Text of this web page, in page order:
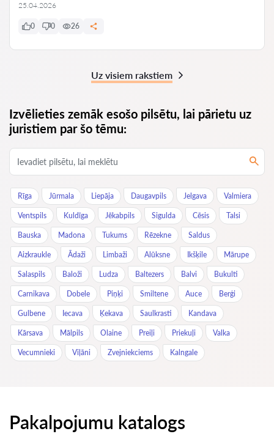
25.04.2026
0 0 26
Uz visiem rakstiem
Izvēlieties zemāk esošo pilsētu, lai pārietu uz
juristiem par šo tēmu:
Rīga Jūrmala Liepāja Daugavpils Jelgava Valmiera
Ventspils Kuldīga Jēkabpils Sigulda Cēsis Talsi
Bauska Madona Tukums Rēzekne Saldus
Aizkraukle Ādaži Limbaži Alūksne Ikšķile Mārupe
Salaspils Baloži Ludza Baltezers Balvi Bukulti
Carnikava Dobele Piņķi Smiltene Auce Berģi
Gulbene Iecava Ķekava Saulkrasti Kandava
Kārsava Mālpils Olaine Preiļi Priekuļi Valka
Vecumnieki Viļāni Zvejniekciems Kalngale
Pakalpojumu katalogs